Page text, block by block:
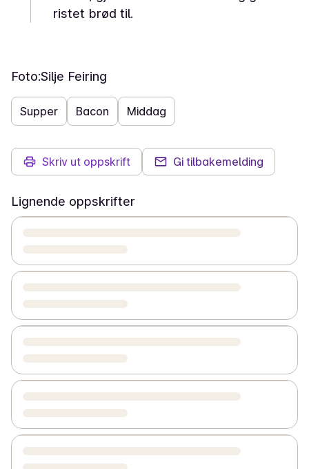
ristet brød til.
Foto:Silje Feiring
Supper Bacon Middag
Skriv ut oppskrift Gi tilbakemelding
Lignende oppskrifter